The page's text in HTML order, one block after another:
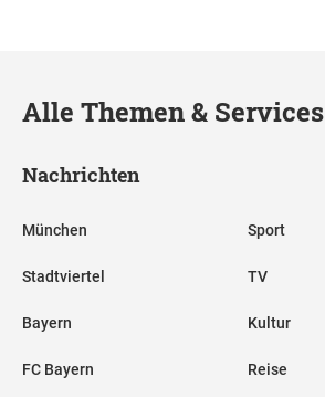
Alle Themen & Services
Nachrichten
München
Stadtviertel
Bayern
FC Bayern
Sport
TV
Kultur
Reise